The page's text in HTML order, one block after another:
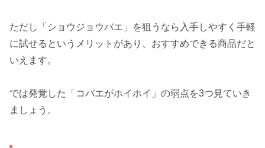
ただし「ショウジョウバエ」を狙うなら入手しやすく手軽
に試せるというメリットがあり、おすすめできる商品だと
いえます。
では発覚した「コバエがホイホイ」の弱点を3つ見ていき
ましょう。